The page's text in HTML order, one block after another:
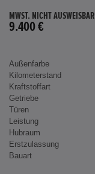
MWST. NICHT AUSWEISBAR
9.400 €
Außenfarbe
Kilometerstand
Kraftstoffart
Getriebe
Türen
Leistung
Hubraum
Erstzulassung
Bauart